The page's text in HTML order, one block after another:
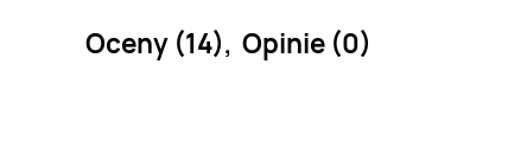
Oceny (14), Opinie (0)